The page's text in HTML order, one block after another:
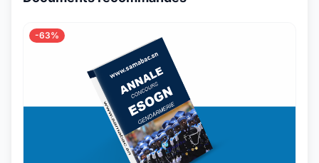
-63%